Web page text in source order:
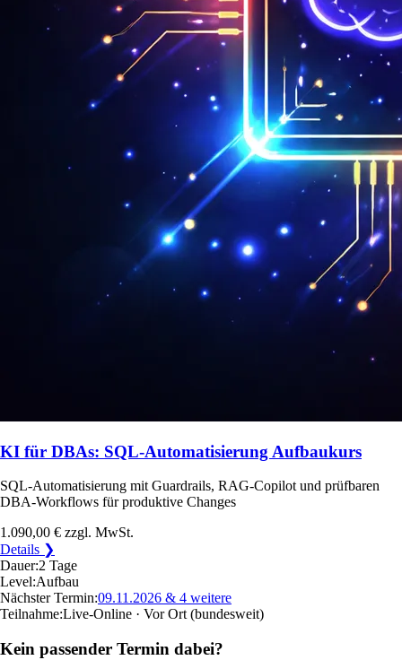
KI für DBAs: SQL-Automatisierung Aufbaukurs
SQL-Automatisierung mit Guardrails, RAG-Copilot und prüfbaren
DBA-Workflows für produktive Changes
1.090,00 € zzgl. MwSt.
Details ❯
Dauer:2 Tage
Level:Aufbau
Nächster Termin:09.11.2026 & 4 weitere
Teilnahme:Live-Online · Vor Ort(bundesweit)
Kein passender Termin dabei?